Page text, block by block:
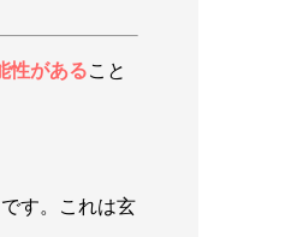
性があること
す。これは玄